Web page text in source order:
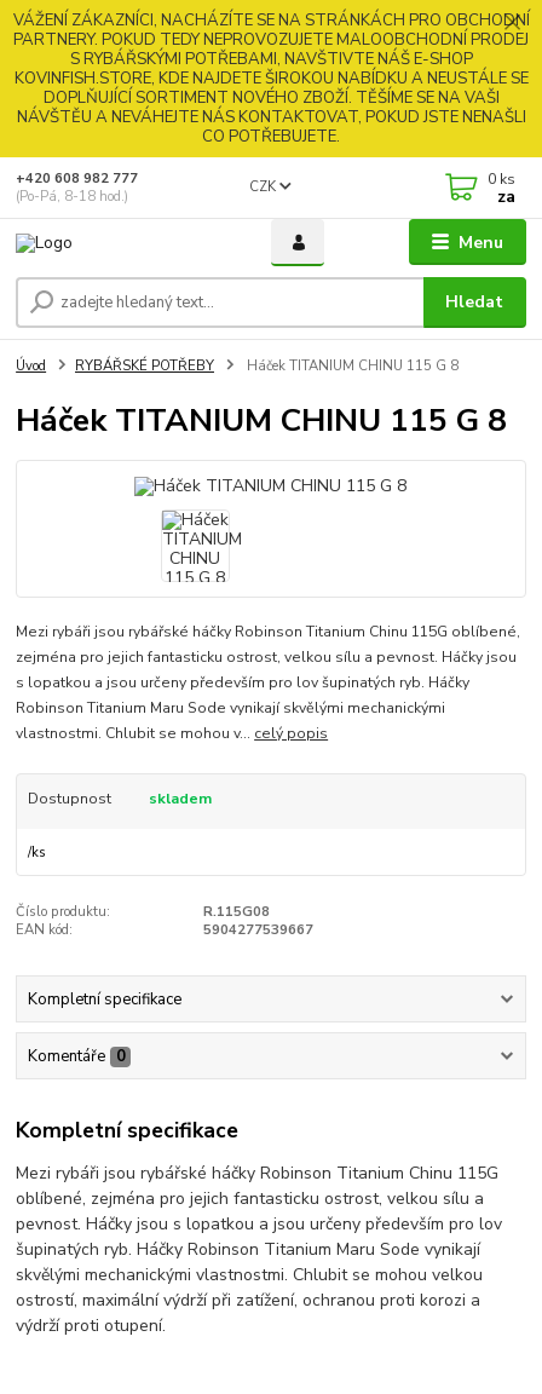
VÁŽENÍ ZÁKAZNÍCI, NACHÁZÍTE SE NA STRÁNKÁCH PRO OBCHODNÍ
PARTNERY. POKUD TEDY NEPROVOZUJETE MALOOBCHODNÍ PRODEJ
S RYBÁŘSKÝMI POTŘEBAMI, NAVŠTIVTE NÁŠ E-SHOP
KOVINFISH.STORE, KDE NAJDETE ŠIROKOU NABÍDKU A NEUSTÁLE SE
DOPLŇUJÍCÍ SORTIMENT NOVÉHO ZBOŽÍ. TĚŠÍME SE NA VAŠI
NÁVŠTĚU A NEVÁHEJTE NÁS KONTAKTOVAT, POKUD JSTE NENAŠLI
CO POTŘEBUJETE.
Menu
CZK
Hledat
+420 608 982 777
(Po-Pá, 8-18 hod.)
0 ks
za
Úvod RYBÁŘSKÉ POTŘEBY Háček TITANIUM CHINU 115 G 8
Háček TITANIUM CHINU 115 G 8
Mezi rybáři jsou rybářské háčky Robinson Titanium Chinu 115G oblíbené,
zejména pro jejich fantasticku ostrost, velkou sílu a pevnost. Háčky jsou
s lopatkou a jsou určeny především pro lov šupinatých ryb. Háčky
Robinson Titanium Maru Sode vynikají skvělými mechanickými
vlastnostmi. Chlubit se mohou v... celý popis
Dostupnost skladem
/ks
Číslo produktu:
R.115G08
EAN kód:
5904277539667
Kompletní specifikace
Komentáře 0
Kompletní specifikace
Mezi rybáři jsou rybářské háčky Robinson Titanium Chinu 115G
oblíbené, zejména pro jejich fantasticku ostrost, velkou sílu a
pevnost. Háčky jsou s lopatkou a jsou určeny především pro lov
šupinatých ryb. Háčky Robinson Titanium Maru Sode vynikají
skvělými mechanickými vlastnostmi. Chlubit se mohou velkou
ostrostí, maximální výdrží při zatížení, ochranou proti korozi a
výdrží proti otupení.